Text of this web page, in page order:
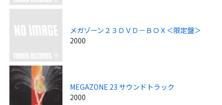
メガゾーン２３ＤＶＤ－ＢＯＸ＜限定盤＞
2000
MEGAZONE 23 サウンドトラック
2000